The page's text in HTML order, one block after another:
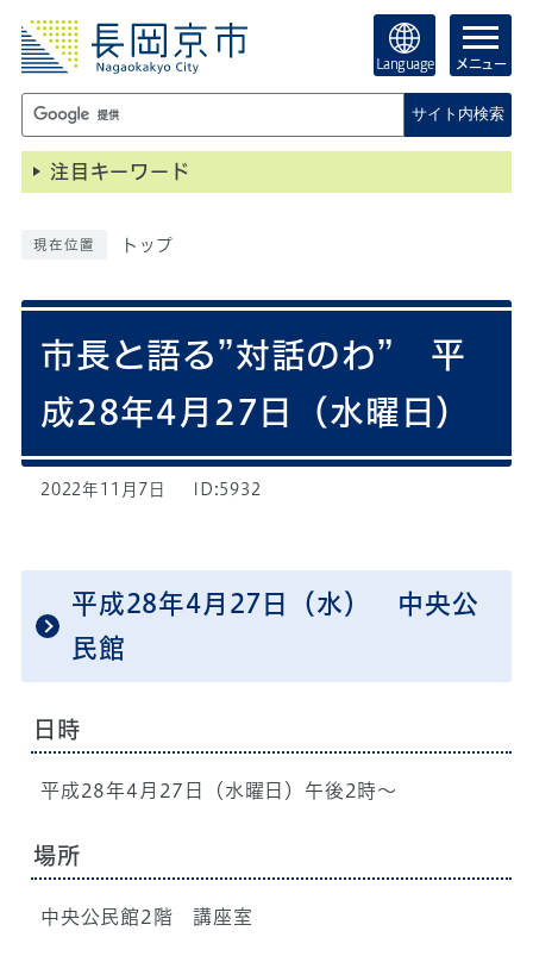
Language メニュー
サイト内検索
注目キーワード
現在位置 トップ
市長と語る”対話のわ” 平
成28年4月27日（水曜日）
2022年11月7日 ID:5932
平成28年4月27日（水） 中央公
民館
日時
平成28年4月27日（水曜日）午後2時～
場所
中央公民館2階 講座室